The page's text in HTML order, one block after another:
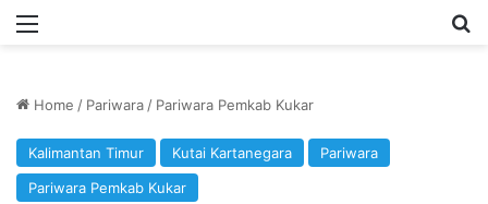
Menu
Home / Pariwara / Pariwara Pemkab Kukar
Kalimantan Timur Kutai Kartanegara
Pariwara
Pariwara Pemkab Kukar